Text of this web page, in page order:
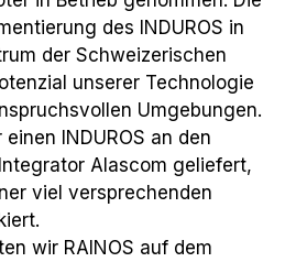
des INDUROS in
der Schweizerischen
unserer Technologie
Umgebungen.
einen INDUROS an den
Alascom geliefert,
viel ­ versprechenden
wir RAINOS auf dem